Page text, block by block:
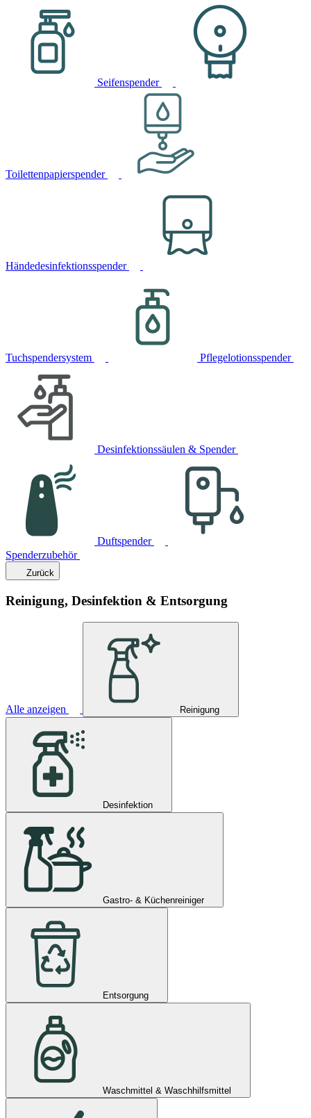
Seifenspender
Toilettenpapierspender
Händedesinfektionsspender
Tuchspendersystem Pflegelotionsspender
Desinfektionssäulen & Spender
Duftspender
Spenderzubehör
Zurück
Reinigung, Desinfektion & Entsorgung
Alle anzeigen Reinigung
Desinfektion
Gastro- & Küchenreiniger
Entsorgung
Waschmittel & Waschhilfsmittel